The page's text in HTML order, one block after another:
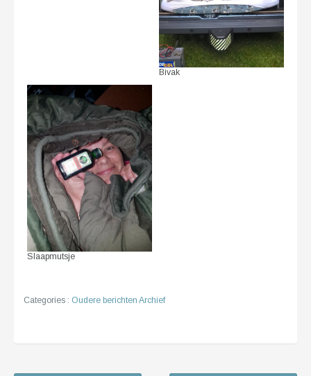
Bivak
Slaapmutsje
Categories : Oudere berichten Archief